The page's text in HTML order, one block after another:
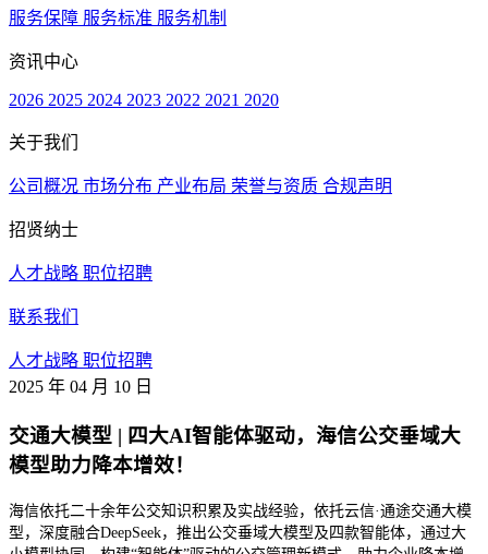
服务保障 服务标准 服务机制
资讯中心
2026 2025 2024 2023 2022 2021 2020
关于我们
公司概况 市场分布 产业布局 荣誉与资质 合规声明
招贤纳士
人才战略 职位招聘
联系我们
人才战略 职位招聘
2025 年 04 月 10 日
交通大模型 | 四大AI智能体驱动，海信公交垂域大
模型助力降本增效！
海信依托二十余年公交知识积累及实战经验，依托云信·通途交通大模
型，深度融合DeepSeek，推出公交垂域大模型及四款智能体，通过大